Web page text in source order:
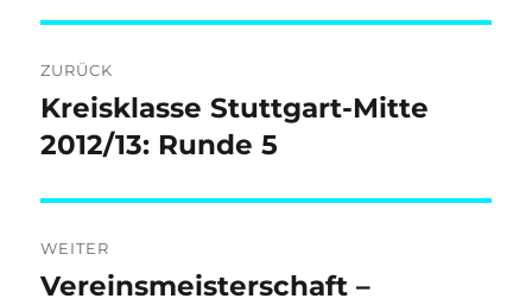
ZURÜCK
Vorheriger
Beitrag:
Kreisklasse Stuttgart-Mitte
2012/13: Runde 5
WEITER
Nächster
Vereinsmeisterschaft –